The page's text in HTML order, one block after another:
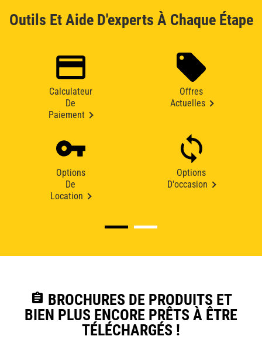
Outils Et Aide D'experts À Chaque Étape
Calculateur
De
Paiement
Offres
Actuelles
Options
De
Location
Options
D'occasion
assignment BROCHURES DE PRODUITS ET
BIEN PLUS ENCORE PRÊTS À ÊTRE
TÉLÉCHARGÉS !